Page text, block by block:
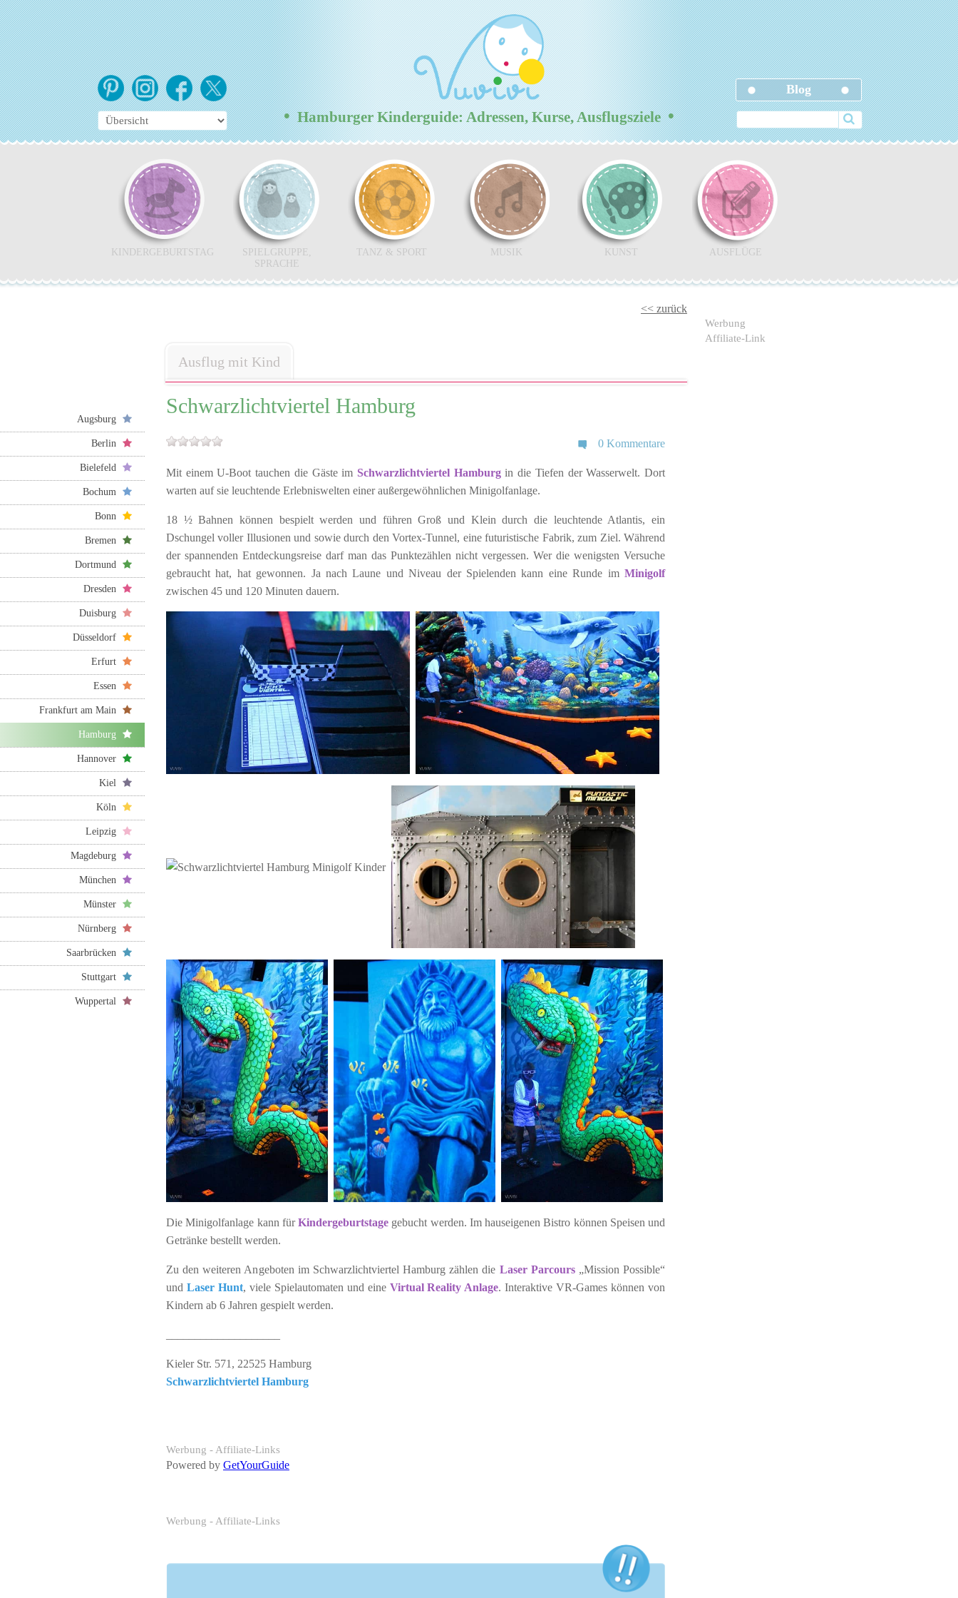
Blog
•Hamburger Kinderguide: Adressen, Kurse, Ausflugsziele•
KINDERGEBURTSTAG
SPIELGRUPPE,
SPRACHE
TANZ & SPORT MUSIK KUNST AUSFLÜGE
Ausflug mit Kind
Augsburg
Berlin
Bielefeld
Bochum
Bonn
Bremen
Dortmund
Dresden
Duisburg
Düsseldorf
Erfurt
Essen
Frankfurt am Main
Hamburg
Hannover
Kiel
Köln
Leipzig
Magdeburg
München
Münster
Nürnberg
Saarbrücken
Stuttgart
Wuppertal
<< zurück
Schwarzlichtviertel Hamburg
0 Kommentare
Mit einem U-Boot tauchen die Gäste im Schwarzlichtviertel Hamburgin die Tiefen der Wasserwelt. Dort
warten auf sie leuchtende Erlebniswelten einer außergewöhnlichen Minigolfanlage.
18 ½ Bahnen können bespielt werden und führen Groß und Klein durch die leuchtende Atlantis, ein
Dschungel voller Illusionen und sowie durch den Vortex-Tunnel, eine futuristische Fabrik, zum Ziel. Während
der spannenden Entdeckungsreise darf man das Punktezählen nicht vergessen. Wer die wenigsten Versuche
gebraucht hat, hat gewonnen. Ja nach Laune und Niveau der Spielenden kann eine Runde im Minigolf
zwischen 45 und 120 Minuten dauern.
Die Minigolfanlage kann fürKindergeburtstage gebucht werden. Im hauseigenen Bistro können Speisen und
Getränke bestellt werden.
Zu den weiteren Angeboten im Schwarzlichtviertel Hamburg zählen die Laser Parcours„Mission Possible“
und Laser Hunt, viele Spielautomaten und eineVirtual Reality Anlage. Interaktive VR-Games können von
Kindern ab 6 Jahren gespielt werden.
Kieler Str. 571, 22525 Hamburg
Schwarzlichtviertel Hamburg
Werbung - Affiliate-Links
Powered by GetYourGuide
Werbung - Affiliate-Links
Werbung
Affiliate-Link